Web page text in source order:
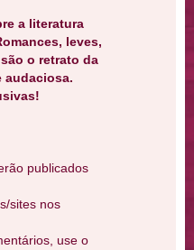
a literatura
leves,
o retrato da
audaciosa.
publicados
sites nos
use o